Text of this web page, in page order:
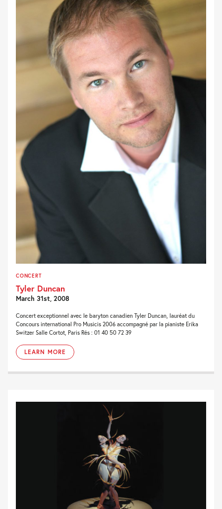
CONCERT
Tyler Duncan
March 31st, 2008
Concert exceptionnel avec le baryton canadien Tyler Duncan, lauréat du
Concours international Pro Musicis 2006 accompagné par la pianiste Erika
Switzer Salle Cortot, Paris Rés : 01 40 50 72 39
LEARN MORE